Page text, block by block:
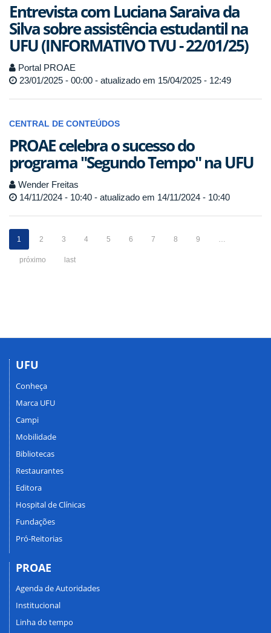
Entrevista com Luciana Saraiva da
Silva sobre assistência estudantil na
UFU (INFORMATIVO TVU - 22/01/25)
Portal PROAE
23/01/2025 - 00:00 - atualizado em 15/04/2025 - 12:49
CENTRAL DE CONTEÚDOS
PROAE celebra o sucesso do
programa "Segundo Tempo" na UFU
Wender Freitas
14/11/2024 - 10:40 - atualizado em 14/11/2024 - 10:40
1 2 3 4 5 6 7 8 9 …
próximo last
UFU
Conheça
Marca UFU
Campi
Mobilidade
Bibliotecas
Restaurantes
Editora
Hospital de Clínicas
Fundações
Pró-Reitorias
PROAE
Agenda de Autoridades
Institucional
Linha do tempo